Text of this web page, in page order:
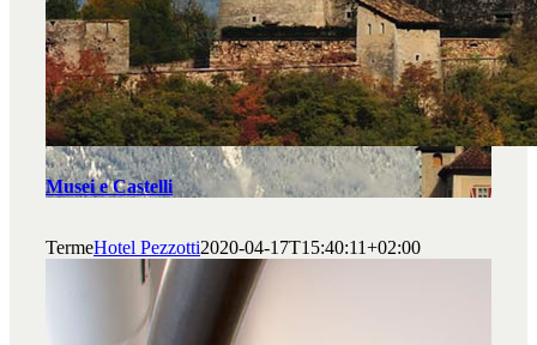
Musei e Castelli
TermeHotel Pezzotti2020-04-17T15:40:11+02:00